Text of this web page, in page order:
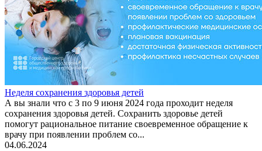
Неделя сохранения здоровья детей
А вы знали что с 3 по 9 июня 2024 года проходит неделя
сохранения здоровья детей. Сохранить здоровье детей
помогут рациональное питание своевременное обращение к
врачу при появлении проблем со...
04.06.2024